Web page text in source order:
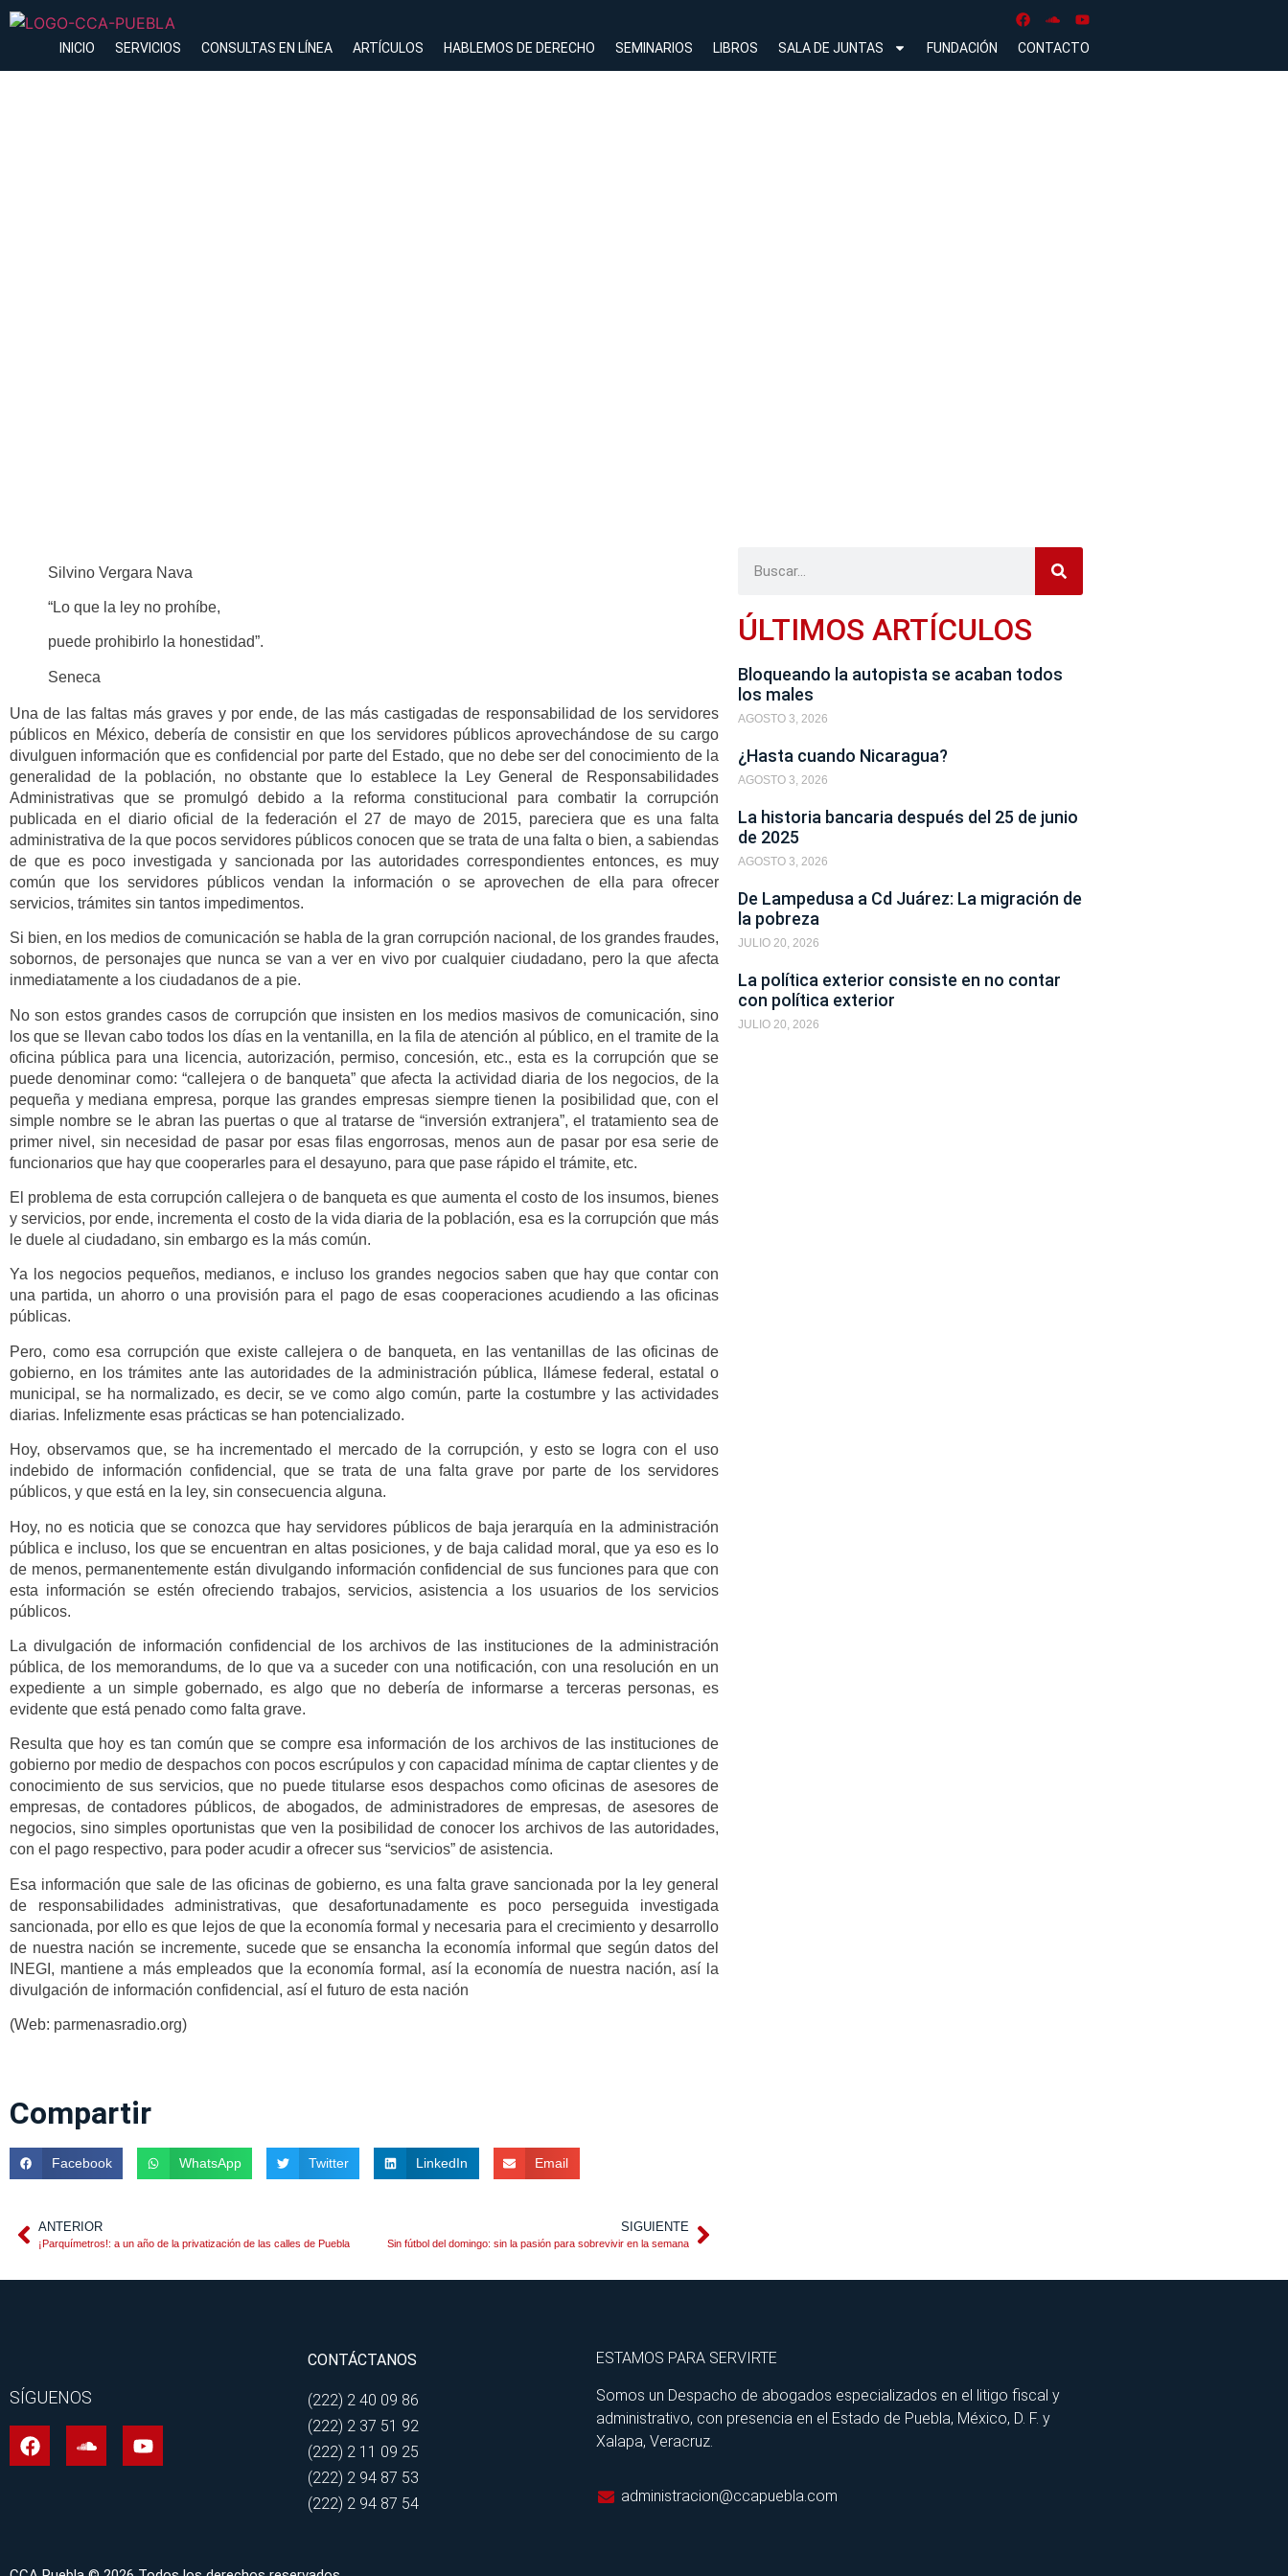
INICIO SERVICIOS CONSULTAS EN LÍNEA ARTÍCULOS HABLEMOS DE DERECHO SEMINARIOS LIBROS SALA DE JUNTAS FUNDACIÓN CONTACTO
Silvino Vergara Nava
“Lo que la ley no prohíbe,
puede prohibirlo la honestidad”.
Seneca
Una de las faltas más graves y por ende, de las más castigadas de responsabilidad de los servidores
públicos en México, debería de consistir en que los servidores públicos aprovechándose de su cargo
divulguen información que es confidencial por parte del Estado, que no debe ser del conocimiento de la
generalidad de la población, no obstante que lo establece la Ley General de Responsabilidades
Administrativas que se promulgó debido a la reforma constitucional para combatir la corrupción
publicada en el diario oficial de la federación el 27 de mayo de 2015, pareciera que es una falta
administrativa de la que pocos servidores públicos conocen que se trata de una falta o bien, a sabiendas
de que es poco investigada y sancionada por las autoridades correspondientes entonces, es muy
común que los servidores públicos vendan la información o se aprovechen de ella para ofrecer
servicios, trámites sin tantos impedimentos.
Si bien, en los medios de comunicación se habla de la gran corrupción nacional, de los grandes fraudes,
sobornos, de personajes que nunca se van a ver en vivo por cualquier ciudadano, pero la que afecta
inmediatamente a los ciudadanos de a pie.
No son estos grandes casos de corrupción que insisten en los medios masivos de comunicación, sino
los que se llevan cabo todos los días en la ventanilla, en la fila de atención al público, en el tramite de la
oficina pública para una licencia, autorización, permiso, concesión, etc., esta es la corrupción que se
puede denominar como: “callejera o de banqueta” que afecta la actividad diaria de los negocios, de la
pequeña y mediana empresa, porque las grandes empresas siempre tienen la posibilidad que, con el
simple nombre se le abran las puertas o que al tratarse de “inversión extranjera”, el tratamiento sea de
primer nivel, sin necesidad de pasar por esas filas engorrosas, menos aun de pasar por esa serie de
funcionarios que hay que cooperarles para el desayuno, para que pase rápido el trámite, etc.
El problema de esta corrupción callejera o de banqueta es que aumenta el costo de los insumos, bienes
y servicios, por ende, incrementa el costo de la vida diaria de la población, esa es la corrupción que más
le duele al ciudadano, sin embargo es la más común.
Ya los negocios pequeños, medianos, e incluso los grandes negocios saben que hay que contar con
una partida, un ahorro o una provisión para el pago de esas cooperaciones acudiendo a las oficinas
públicas.
Pero, como esa corrupción que existe callejera o de banqueta, en las ventanillas de las oficinas de
gobierno, en los trámites ante las autoridades de la administración pública, llámese federal, estatal o
municipal, se ha normalizado, es decir, se ve como algo común, parte la costumbre y las actividades
diarias. Infelizmente esas prácticas se han potencializado.
Hoy, observamos que, se ha incrementado el mercado de la corrupción, y esto se logra con el uso
indebido de información confidencial, que se trata de una falta grave por parte de los servidores
públicos, y que está en la ley, sin consecuencia alguna.
Hoy, no es noticia que se conozca que hay servidores públicos de baja jerarquía en la administración
pública e incluso, los que se encuentran en altas posiciones, y de baja calidad moral, que ya eso es lo
de menos, permanentemente están divulgando información confidencial de sus funciones para que con
esta información se estén ofreciendo trabajos, servicios, asistencia a los usuarios de los servicios
públicos.
La divulgación de información confidencial de los archivos de las instituciones de la administración
pública, de los memorandums, de lo que va a suceder con una notificación, con una resolución en un
expediente a un simple gobernado, es algo que no debería de informarse a terceras personas, es
evidente que está penado como falta grave.
Resulta que hoy es tan común que se compre esa información de los archivos de las instituciones de
gobierno por medio de despachos con pocos escrúpulos y con capacidad mínima de captar clientes y de
conocimiento de sus servicios, que no puede titularse esos despachos como oficinas de asesores de
empresas, de contadores públicos, de abogados, de administradores de empresas, de asesores de
negocios, sino simples oportunistas que ven la posibilidad de conocer los archivos de las autoridades,
con el pago respectivo, para poder acudir a ofrecer sus “servicios” de asistencia.
Esa información que sale de las oficinas de gobierno, es una falta grave sancionada por la ley general
de responsabilidades administrativas, que desafortunadamente es poco perseguida investigada
sancionada, por ello es que lejos de que la economía formal y necesaria para el crecimiento y desarrollo
de nuestra nación se incremente, sucede que se ensancha la economía informal que según datos del
INEGI, mantiene a más empleados que la economía formal, así la economía de nuestra nación, así la
divulgación de información confidencial, así el futuro de esta nación
(Web: parmenasradio.org)
Compartir
Facebook WhatsApp Twitter LinkedIn Email
ANTERIOR
¡Parquímetros!: a un año de la privatización de las calles de Puebla
SIGUIENTE
Sin fútbol del domingo: sin la pasión para sobrevivir en la semana
ÚLTIMOS ARTÍCULOS
Bloqueando la autopista se acaban todos
los males
AGOSTO 3, 2026
¿Hasta cuando Nicaragua?
AGOSTO 3, 2026
La historia bancaria después del 25 de junio
de 2025
AGOSTO 3, 2026
De Lampedusa a Cd Juárez: La migración de
la pobreza
JULIO 20, 2026
La política exterior consiste en no contar
con política exterior
JULIO 20, 2026
SÍGUENOS
CONTÁCTANOS
(222) 2 40 09 86
(222) 2 37 51 92
(222) 2 11 09 25
(222) 2 94 87 53
(222) 2 94 87 54
ESTAMOS PARA SERVIRTE
Somos un Despacho de abogados especializados en el litigo fiscal y
administrativo, con presencia en el Estado de Puebla, México, D. F. y
Xalapa, Veracruz.
administracion@ccapuebla.com